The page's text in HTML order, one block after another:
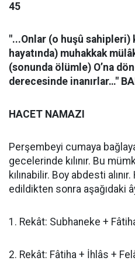
45
"...Onlar (o huşû sahipleri)
hayatında) muhakkak
(sonunda ölümle) O’na
derecesinde inanırlar…"
HACET NAMAZI
Perşembeyi cumaya
gecelerinde kılınır. Bu
kılınabilir. Boy abdesti
edildikten sonra aşağıdaki
1. Rekât: Subhaneke +
2. Rekât: Fâtiha + İhlâs +